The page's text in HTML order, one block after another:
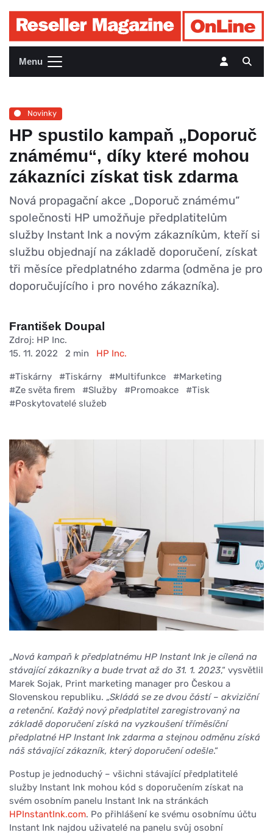
Menu
Novinky
HP spustilo kampaň „Doporuč
známému“, díky které mohou
zákazníci získat tisk zdarma
Nová propagační akce „Doporuč známému“
společnosti HP umožňuje předplatitelům
služby Instant Ink a novým zákazníkům, kteří si
službu objednají na základě doporučení, získat
tři měsíce předplatného zdarma (odměna je pro
doporučujícího i pro nového zákazníka).
František Doupal
Zdroj: HP Inc.
15. 11. 2022
2 min HP Inc.
#Tiskárny #Tiskárny #Multifunkce
#Marketing
#Ze světa firem
#Služby #Promoakce
#Tisk
#Poskytovatelé služeb
„Nová kampaň k předplatnému HP Instant Ink je cílená na
stávající zákazníky a bude trvat až do 31. 1. 2023,“ vysvětlil
Marek Sojak, Print marketing manager pro Českou a
Slovenskou republiku. „Skládá se ze dvou částí – akviziční
a retenční. Každý nový předplatitel zaregistrovaný na
základě doporučení získá na vyzkoušení tříměsíční
předplatné HP Instant Ink zdarma a stejnou odměnu získá
náš stávající zákazník, který doporučení odešle.“
Postup je jednoduchý – všichni stávající předplatitelé
služby Instant Ink mohou kód s doporučením získat na
svém osobním panelu Instant Ink na stránkách
HPInstantInk.com. Po přihlášení ke svému osobnímu účtu
Instant Ink najdou uživatelé na panelu svůj osobní